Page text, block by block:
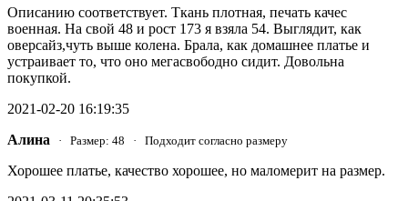
Описанию соответствует. Ткань плотная, печать качес
военная. На свой 48 и рост 173 я взяла 54. Выглядит, как
оверсайз,чуть выше колена. Брала, как домашнее платье и
устраивает то, что оно мегасвободно сидит. Довольна
покупкой.
2021-02-20 16:19:35
Алина · Размер: 48 · Подходит согласно размеру
Хорошее платье, качество хорошее, но маломерит на размер.